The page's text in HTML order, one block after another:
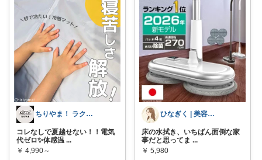
ちりやま！ ラク×便利グッズ🫧
コレなしで夏越せない！！電気
代ゼロ✨体感温 ...
￥ 4,990～
ひなぎく | 美容と暮らしと推し活
床の水拭き、いちばん面倒な家
事だと思ってま ...
￥ 5,980